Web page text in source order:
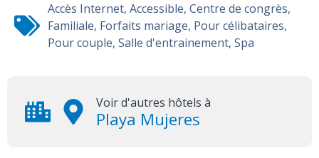
Accès Internet, Accessible, Centre de congrès,
Familiale, Forfaits mariage, Pour célibataires,
Pour couple, Salle d'entrainement, Spa
Voir d'autres hôtels à
Playa Mujeres